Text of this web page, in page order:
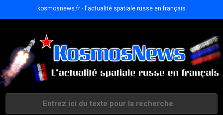
kosmosnews.fr - l'actualité spatiale russe en français